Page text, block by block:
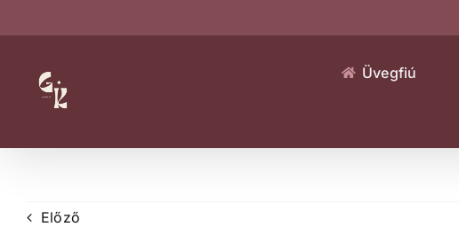
Üvegfiú
Előző